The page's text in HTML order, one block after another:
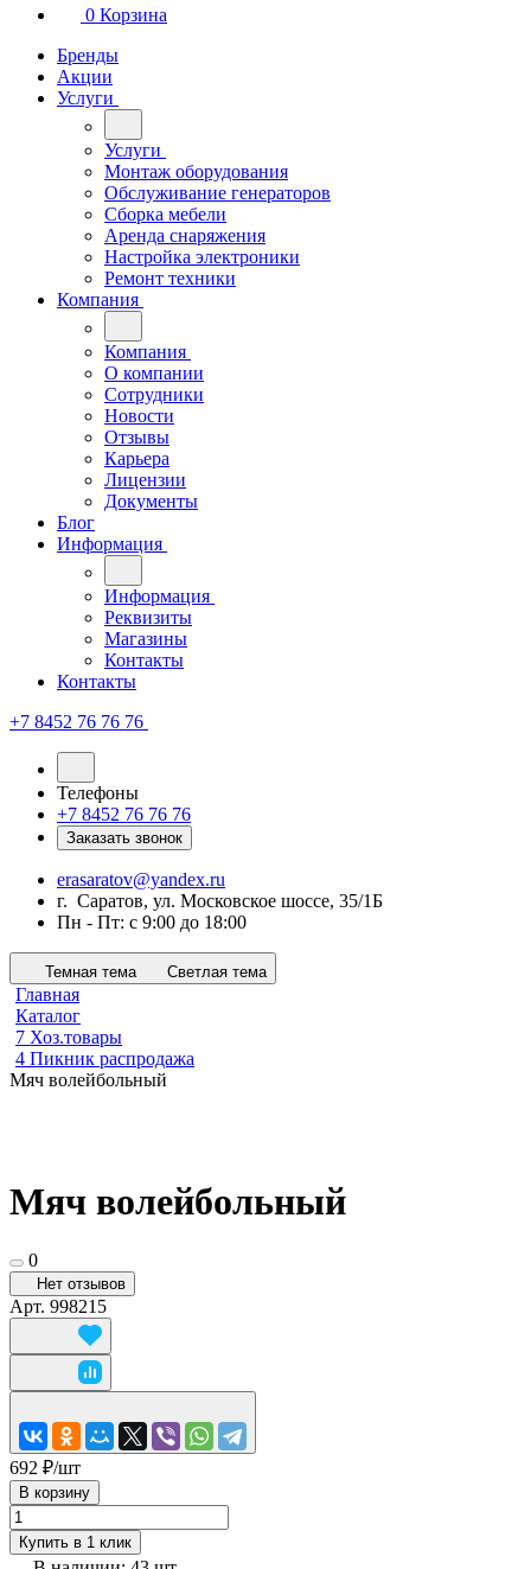
0 Корзина
Бренды
Акции
Услуги
Услуги
Монтаж оборудования
Обслуживание генераторов
Сборка мебели
Аренда снаряжения
Настройка электроники
Ремонт техники
Компания
Компания
О компании
Сотрудники
Новости
Отзывы
Карьера
Лицензии
Документы
Блог
Информация
Информация
Реквизиты
Магазины
Контакты
Контакты
+7 8452 76 76 76
Телефоны
+7 8452 76 76 76
Заказать звонок
erasaratov@yandex.ru
г. Саратов, ул. Московское шоссе, 35/1Б
Пн - Пт: с 9:00 до 18:00
Темная тема Светлая тема
Главная
Каталог
7 Хоз.товары
4 Пикник распродажа
Мяч волейбольный
Мяч волейбольный
0
Нет отзывов
Арт. 998215
692 ₽/шт
В корзину
Купить в 1 клик